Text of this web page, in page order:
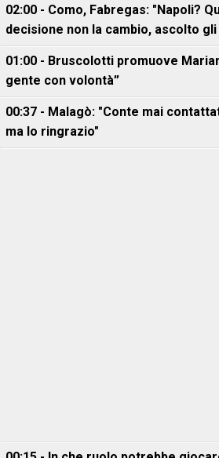
02:00 - Como, Fabregas: "Napoli?
decisione non la cambio, ascolto
01:00 - Bruscolotti promuove
gente con volontà”
00:37 - Malagò: "Conte mai
ma lo ringrazio"